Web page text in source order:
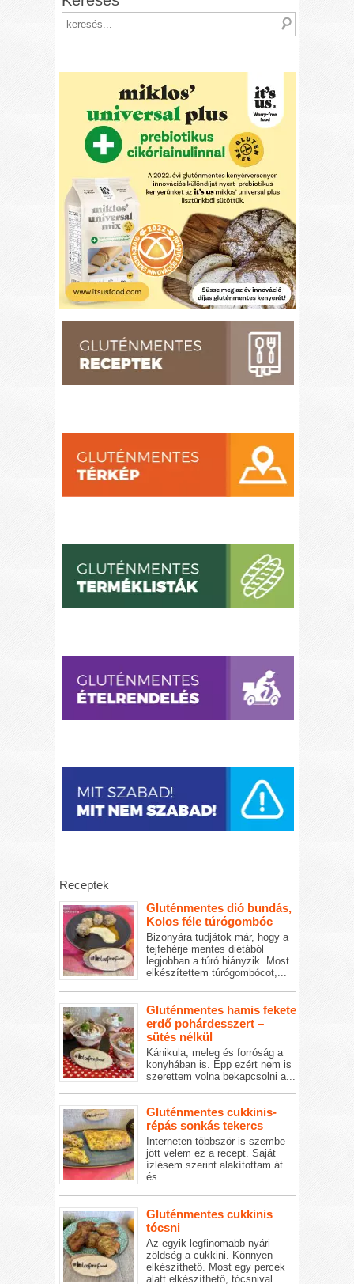
Receptek
Gluténmentes dió bundás,
Kolos féle túrógombóc
Bizonyára tudjátok már, hogy a
tejfehérje mentes diétából
legjobban a túró hiányzik. Most
elkészítettem túrógombócot,...
Gluténmentes hamis fekete
erdő pohárdesszert –
sütés nélkül
Kánikula, meleg és forróság a
konyhában is. Épp ezért nem is
szerettem volna bekapcsolni a...
Gluténmentes cukkinis-
répás sonkás tekercs
Interneten többször is szembe
jött velem ez a recept. Saját
ízlésem szerint alakítottam át
és...
Gluténmentes cukkinis
tócsni
Az egyik legfinomabb nyári
zöldség a cukkini. Könnyen
elkészíthető. Most egy percek
alatt elkészíthető, tócsnival...